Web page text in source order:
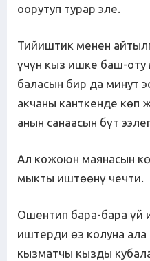
оорутуп турар эле.
Тийиштик менен
үчүн кыз ишке баш-
баласын бир да минут
акчаны канткенде көп
анын санаасын бүт
Ал кожоюн маянасын
мыкты иштөөнү чечти.
Ошентип бара-бара үй
иштерди өз колуна
кызматчы кызды